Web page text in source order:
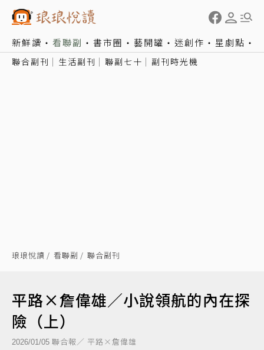
新鮮讀 看聯副 書市圈 藝開罐 迷創作 星劇點
聯合副刊 生活副刊 聯副七十 副刊時光機
琅琅悅讀 看聯副 聯合副刊
平路×詹偉雄／小說領航的內在探
險（上）
2026/01/05 聯合報／ 平路×詹偉雄